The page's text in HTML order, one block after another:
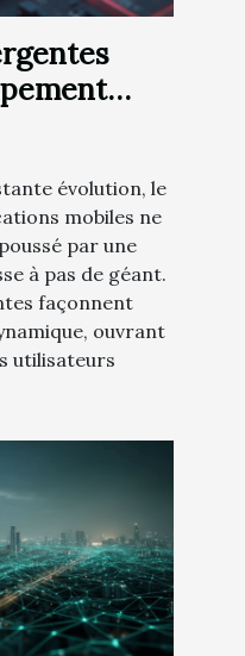
évolution, le
mobiles ne
par une
à pas de géant.
façonnent
ouvrant
utilisateurs